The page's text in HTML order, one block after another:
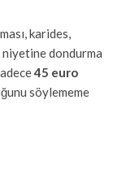
karides,
dondurma
45 euro
söylememe